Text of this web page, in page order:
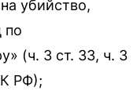
убийство,
по
(ч. 3 ст. 33, ч. 3
РФ);